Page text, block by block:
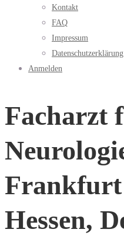
Kontakt
FAQ
Impressum
Datenschutzerklärung
Anmelden
Facharzt
Hessen,